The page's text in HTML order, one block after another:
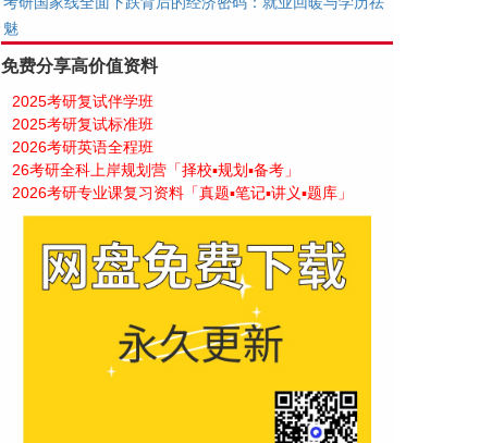
魅
免费分享高价值资料
2025考研复试伴学班
2025考研复试标准班
2026考研英语全程班
26考研全科上岸规划营「择校▪规划▪备考」
2026考研专业课复习资料「真题▪笔记▪讲义▪题库」